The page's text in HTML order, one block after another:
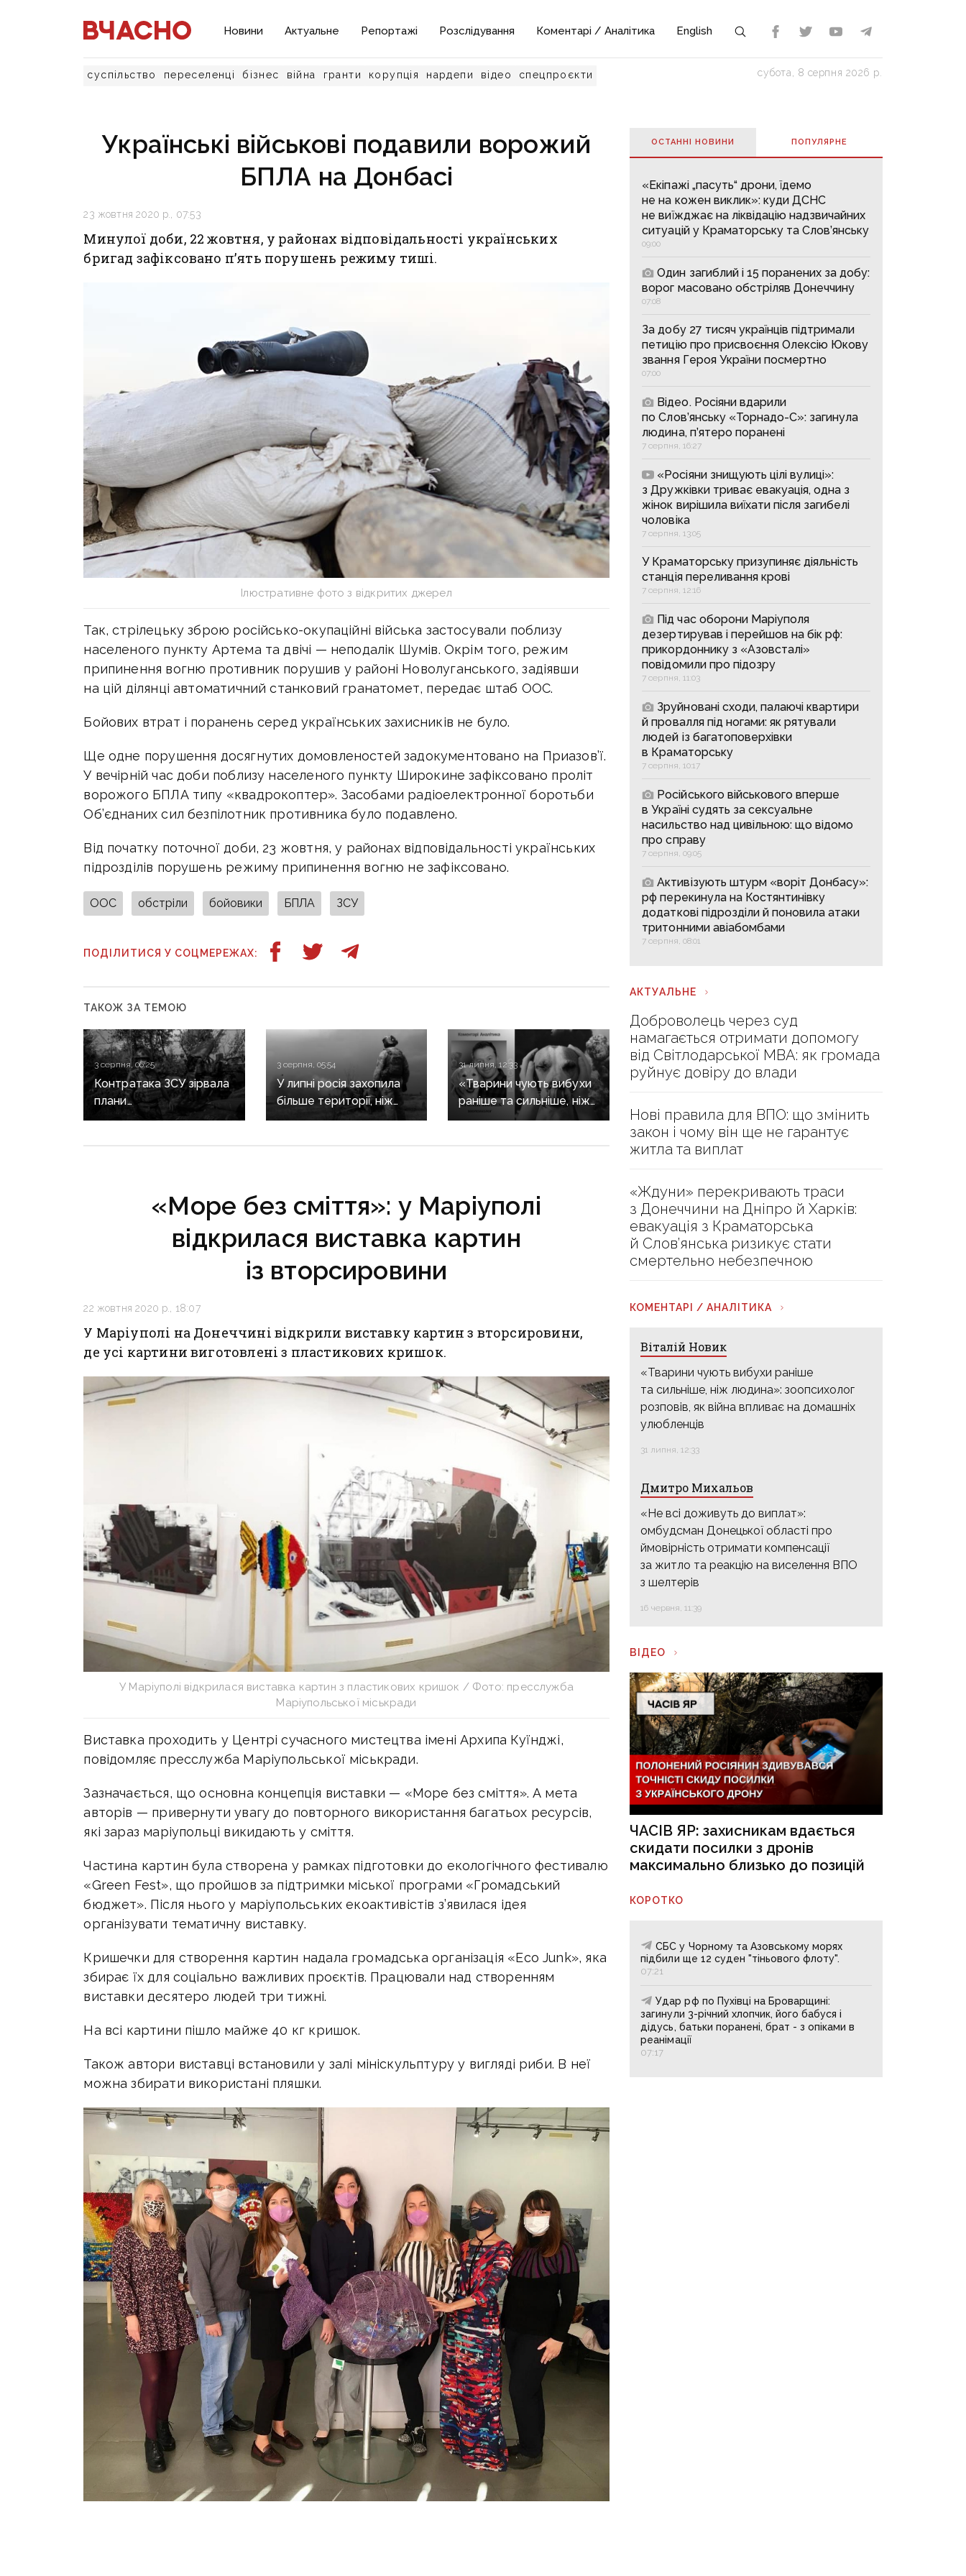
Новини Актуальне Репортажі Розслідування Коментарі / Аналітика English
суспільство переселенці бізнес війна гранти корупція нардепи відео спецпроєкти субота, 8 серпня 2026 р.
Українські військові подавили ворожий
БПЛА на Донбасі
23 жовтня 2020 р., 07:53
Минулої доби, 22 жовтня, у районах відповідальності українських
бригад зафіксовано п’ять порушень режиму тиші.
Ілюстративне фото з відкритих джерел
Так, стрілецьку зброю російсько-окупаційні війська застосували поблизу
населеного пункту Артема та двічі — неподалік Шумів. Окрім того, режим
припинення вогню противник порушив у районі Новолуганського, задіявши
на цій ділянці автоматичний станковий гранатомет, передає штаб ООС.
Бойових втрат і поранень серед українських захисників не було.
Ще одне порушення досягнутих домовленостей задокументовано на Приазов’ї.
У вечірній час доби поблизу населеного пункту Широкине зафіксовано проліт
ворожого БПЛА типу «квадрокоптер». Засобами радіоелектронної боротьби
Об’єднаних сил безпілотник противника було подавлено.
Від початку поточної доби, 23 жовтня, у районах відповідальності українських
підрозділів порушень режиму припинення вогню не зафіксовано.
ООС обстріли бойовики БПЛА ЗСУ
ПОДІЛИТИСЯ У СОЦМЕРЕЖАХ:
ТАКОЖ ЗА ТЕМОЮ
3 серпня, 06:25
Контратака ЗСУ зірвала
плани
рф на Слов’янському
3 серпня, 05:54
У липні росія захопила
більше території, ніж
звільнили Сили
31 липня, 12:33
«Тварини чують вибухи
раніше та сильніше, ніж
людина»: зоопсихолог
«Море без сміття»: у Маріуполі
відкрилася виставка картин
із вторсировини
22 жовтня 2020 р., 18:07
У Маріуполі на Донеччині відкрили виставку картин з вторсировини,
де усі картини виготовлені з пластикових кришок.
У Маріуполі відкрилася виставка картин з пластикових кришок / Фото: пресслужба
Маріупольської міськради
Виставка проходить у Центрі сучасного мистецтва імені Архипа Куїнджі,
повідомляє пресслужба Маріупольської міськради.
Зазначається, що основна концепція виставки — «Море без сміття». А мета
авторів — привернути увагу до повторного використання багатьох ресурсів,
які зараз маріупольці викидають у сміття.
Частина картин була створена у рамках підготовки до екологічного фестивалю
«Green Fest», що пройшов за підтримки міської програми «Громадський
бюджет». Після нього у маріупольських екоактивістів з’явилася ідея
організувати тематичну виставку.
Кришечки для створення картин надала громадська організація «Eco Junk», яка
збирає їх для соціально важливих проєктів. Працювали над створенням
виставки десятеро людей три тижні.
На всі картини пішло майже 40 кг кришок.
Також автори виставці встановили у залі мініскульптуру у вигляді риби. В неї
можна збирати використані пляшки.
ОСТАННІ НОВИНИ ПОПУЛЯРНE
«Екіпажі „пасуть“ дрони, їдемо
не на кожен виклик»: куди ДСНС
не виїжджає на ліквідацію надзвичайних
ситуацій у Краматорську та Слов’янську
09:00
Один загиблий і 15 поранених за добу:
ворог масовано обстріляв Донеччину
07:08
За добу 27 тисяч українців підтримали
петицію про присвоєння Олексію Юкову
звання Героя України посмертно
07:00
Відео. Росіяни вдарили
по Слов’янську «Торнадо-С»: загинула
людина, п’ятеро поранені
7 серпня, 16:27
«Росіяни знищують цілі вулиці»:
з Дружківки триває евакуація, одна з
жінок вирішила виїхати після загибелі
чоловіка
7 серпня, 13:05
У Краматорську призупиняє діяльність
станція переливання крові
7 серпня, 12:16
Під час оборони Маріуполя
дезертирував і перейшов на бік рф:
прикордоннику з «Азовсталі»
повідомили про підозру
7 серпня, 11:03
Зруйновані сходи, палаючі квартири
й провалля під ногами: як рятували
людей із багатоповерхівки
в Краматорську
7 серпня, 10:17
Російського військового вперше
в Україні судять за сексуальне
насильство над цивільною: що відомо
про справу
7 серпня, 09:05
Активізують штурм «воріт Донбасу»:
рф перекинула на Костянтинівку
додаткові підрозділи й поновила атаки
тритонними авіабомбами
7 серпня, 08:01
АКТУАЛЬНЕ
Доброволець через суд
намагається отримати допомогу
від Світлодарської МВА: як громада
руйнує довіру до влади
Нові правила для ВПО: що змінить
закон і чому він ще не гарантує
житла та виплат
«Ждуни» перекривають траси
з Донеччини на Дніпро й Харків:
евакуація з Краматорська
й Слов’янська ризикує стати
смертельно небезпечною
КОМЕНТАРІ / АНАЛІТИКА
Віталій Новик
«Тварини чують вибухи раніше
та сильніше, ніж людина»: зоопсихолог
розповів, як війна впливає на домашніх
улюбленців
31 липня, 12:33
Дмитро Михальов
«Не всі доживуть до виплат»:
омбудсман Донецької області про
ймовірність отримати компенсації
за житло та реакцію на виселення ВПО
з шелтерів
16 червня, 11:39
ВІДЕО
ЧАСІВ ЯР: захисникам вдається
скидати посилки з дронів
максимально близько до позицій
КОРОТКО
СБС у Чорному та Азовському морях
підбили ще 12 суден "тіньового флоту".
07:21
Удар рф по Пухівці на Броварщині:
загинули 3-річний хлопчик, його бабуся і
дідусь, батьки поранені, брат - з опіками в
реанімації
07:17